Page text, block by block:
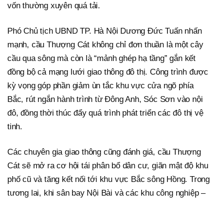
vốn thường xuyên quá tải.
Phó Chủ tịch UBND TP. Hà Nội Dương Đức Tuấn nhấn
mạnh, cầu Thượng Cát không chỉ đơn thuần là một cây
cầu qua sông mà còn là “mảnh ghép hạ tầng” gắn kết
đồng bộ cả mạng lưới giao thông đô thị. Công trình được
kỳ vọng góp phần giảm ùn tắc khu vực cửa ngõ phía
Bắc, rút ngắn hành trình từ Đông Anh, Sóc Sơn vào nội
đô, đồng thời thúc đẩy quá trình phát triển các đô thị vệ
tinh.
Các chuyên gia giao thông cũng đánh giá, cầu Thượng
Cát sẽ mở ra cơ hội tái phân bổ dân cư, giãn mật độ khu
phố cũ và tăng kết nối tới khu vực Bắc sông Hồng. Trong
tương lai, khi sân bay Nội Bài và các khu công nghiệp –